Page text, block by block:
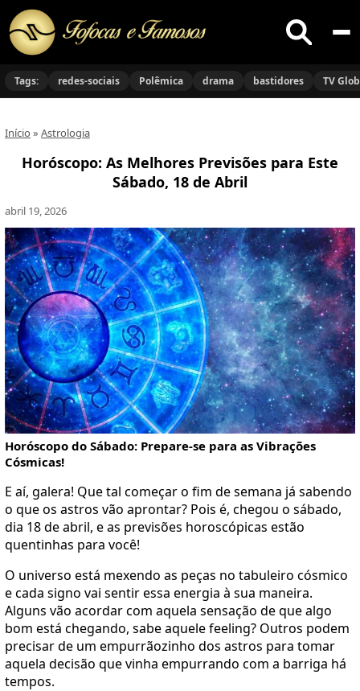
Buscar
no
Tags: redes-sociais Polêmica drama bastidores TV
Início » Astrologia
Horóscopo: As Melhores Previsões para Este
Sábado, 18 de Abril
abril 19, 2026
Horóscopo do Sábado: Prepare-se para as Vibrações
Cósmicas!
E aí, galera! Que tal começar o fim de semana já sabendo
o que os astros vão aprontar? Pois é, chegou o sábado,
dia 18 de abril, e as previsões horoscópicas estão
quentinhas para você!
O universo está mexendo as peças no tabuleiro cósmico
e cada signo vai sentir essa energia à sua maneira.
Alguns vão acordar com aquela sensação de que algo
bom está chegando, sabe aquele feeling? Outros podem
precisar de um empurrãozinho dos astros para tomar
aquela decisão que vinha empurrando com a barriga há
tempos.